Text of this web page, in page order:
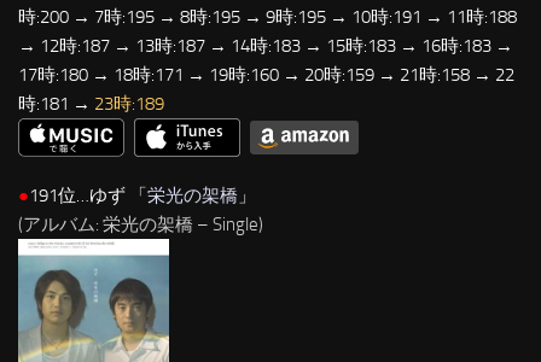
時:200 → 7時:195 → 8時:195 → 9時:195 → 10時:191 → 11時:188
→ 12時:187 → 13時:187 → 14時:183 → 15時:183 → 16時:183 →
17時:180 → 18時:171 → 19時:160 → 20時:159 → 21時:158 → 22
時:181 → 23時:189
●191位…ゆず 「栄光の架橋 」
(アルバム: 栄光の架橋 – Single)